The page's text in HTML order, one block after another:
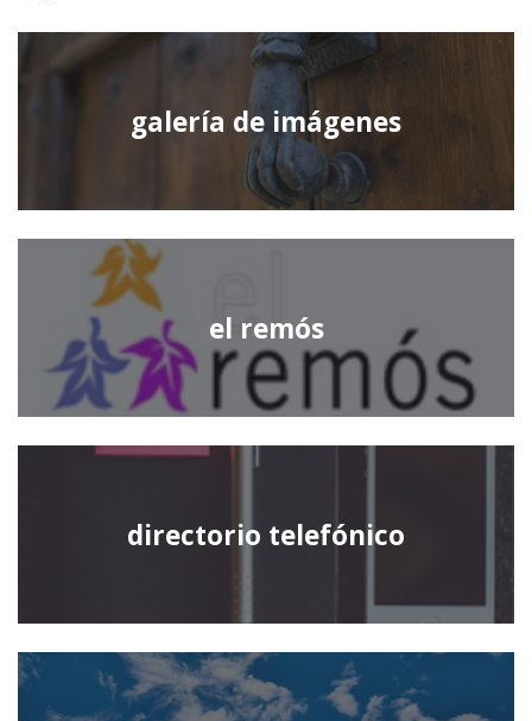
galería de imágenes
el remós
directorio telefónico